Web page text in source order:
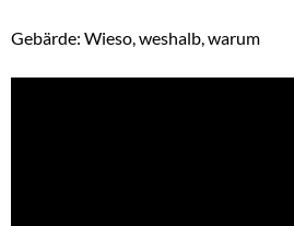
Gebärde: Wieso, weshalb, warum